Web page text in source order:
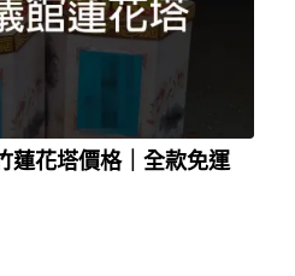
蓮花塔價格｜全款免運